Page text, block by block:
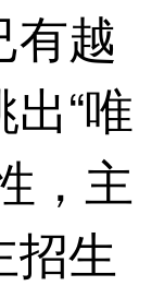
有越
“唯
，主
招生